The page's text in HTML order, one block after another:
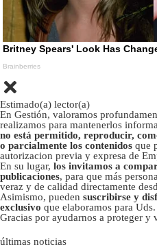
Estimado(a) lector(a)
En Gestión, valoramos
realizamos para mantenerlos
no está permitido, reproducir,
o parcialmente los contenidos que
autorizacion previa y expresa de
En su lugar, los invitamos a
publicaciones, para que más
veraz y de calidad directamente
Asimismo, pueden suscribirse y
exclusivo que elaboramos para Uds.
Gracias por ayudarnos a proteger y
últimas noticias